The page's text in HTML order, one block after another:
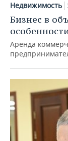
Недвижимость
Бизнес в
Аренда